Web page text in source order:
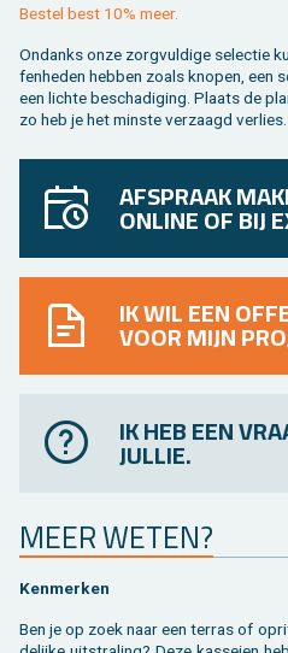
Be­stel best 10% meer.
On­danks onze zorg­vul­di­ge se­lec­tie
fen­he­den heb­ben zoals kno­pen, een
een lich­te be­scha­di­ging. Plaats de
zo heb je het min­ste ver­zaagd ver­lies.
AFSPRAAK
ONLINE OF BIJ
IK WIL EEN
VOOR MIJN
IK HEB EEN
JULLIE.
MEER WETEN?
Ken­mer­ken
Ben je op zoek naar een ter­ras of